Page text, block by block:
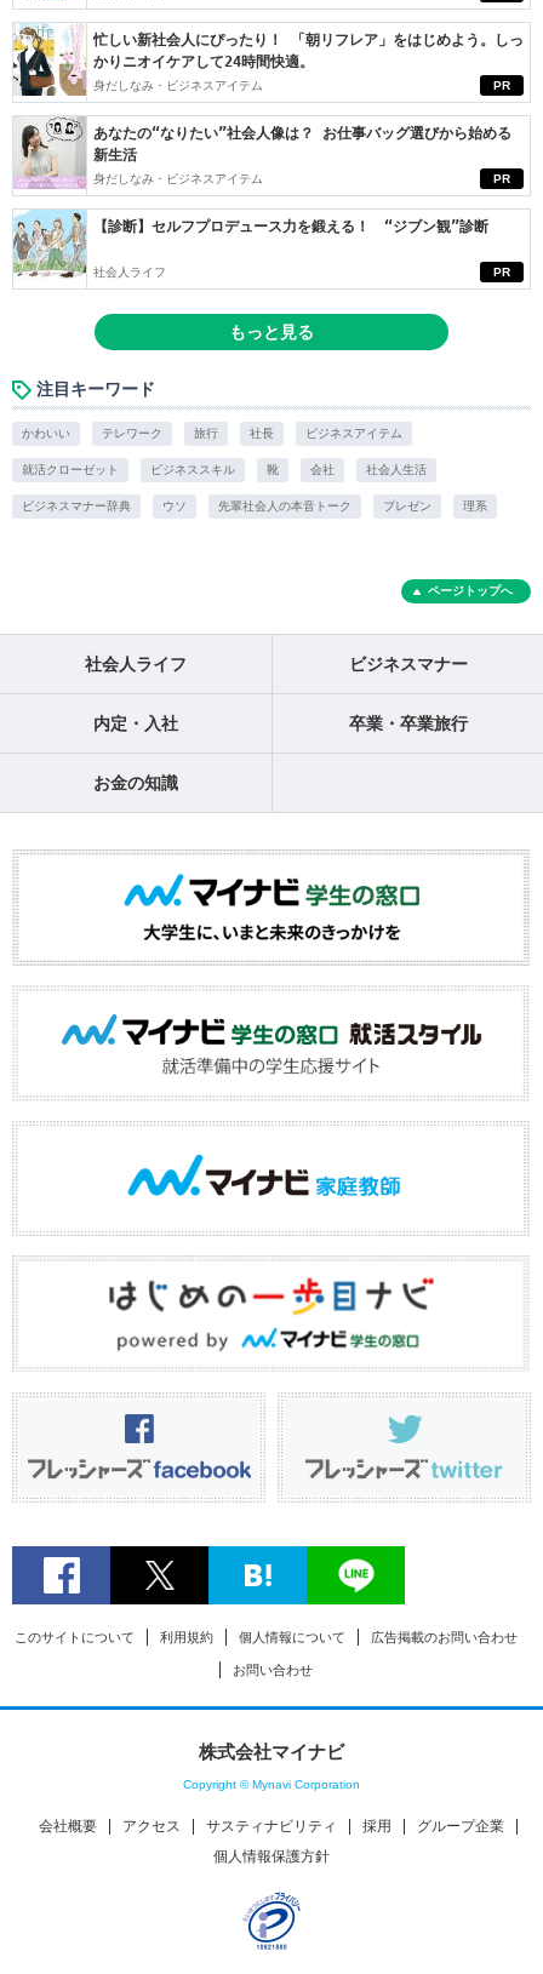
PR
忙しい新社会人にぴったり！ 「朝リフレア」をはじめよう。しっ
かりニオイケアして24時間快適。
身だしなみ・ビジネスアイテム
PR
あなたの“なりたい”社会人像は？ お仕事バッグ選びから始める
新生活
身だしなみ・ビジネスアイテム
PR
【診断】セルフプロデュース力を鍛える！ “ジブン観”診断
社会人ライフ
もっと見る
注目キーワード
かわいい テレワーク 旅行 社長 ビジネスアイテム
就活クローゼット ビジネススキル 靴 会社 社会人生活
ビジネスマナー辞典 ウソ 先輩社会人の本音トーク プレゼン 理系
ページトップへ
社会人ライフ ビジネスマナー
内定・入社 卒業・卒業旅行
お金の知識
このサイトについて 利用規約 個人情報について 広告掲載のお問い合わせ
お問い合わせ
株式会社マイナビ
Copyright © Mynavi Corporation
会社概要 アクセス サスティナビリティ 採用
グループ企業
個人情報保護方針